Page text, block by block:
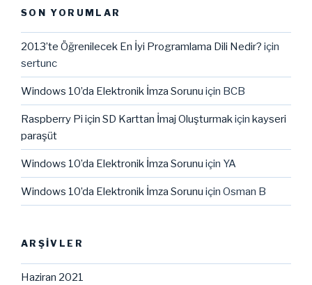
SON YORUMLAR
2013’te Öğrenilecek En İyi Programlama Dili Nedir? için
sertunc
Windows 10’da Elektronik İmza Sorunu için BCB
Raspberry Pi için SD Karttan İmaj Oluşturmakiçin kayseri
paraşüt
Windows 10’da Elektronik İmza Sorunu için YA
Windows 10’da Elektronik İmza Sorunu için Osman B
ARŞIVLER
Haziran 2021